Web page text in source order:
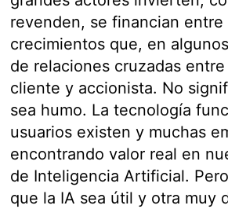
revenden, se financian entre
crecimientos que, en
de relaciones cruzadas
cliente y accionista. No
sea humo. La tecnología
usuarios existen y muchas
encontrando valor real en
de Inteligencia Artificial.
que la IA sea útil y otra muy